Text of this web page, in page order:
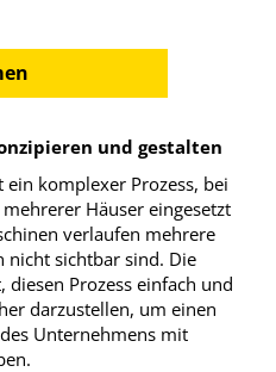
und gestalten
komplexer Prozess, bei
Häuser eingesetzt
verlaufen mehrere
nicht sichtbar sind. Die
Prozess einfach und
darzustellen, um einen
Unternehmens mit